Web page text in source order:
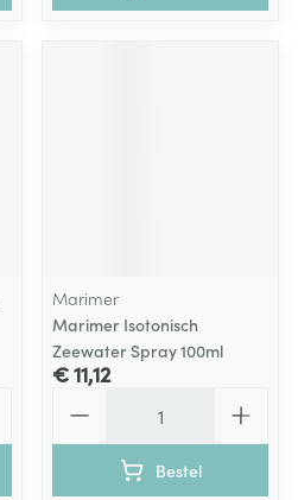
Marimer
Marimer Isotonisch
Zeewater Spray 100ml
€ 11,12
Bestel